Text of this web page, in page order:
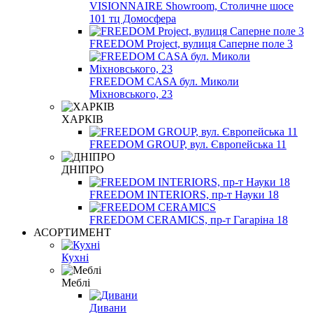
VISIONNAIRE Showroom, Столичне шосе
101 тц Домосфера
FREEDOM Project, вулиця Саперне поле 3
FREEDOM CASA бул. Миколи
Міхновського, 23
ХАРКІВ
FREEDOM GROUP, вул. Європейська 11
ДНІПРО
FREEDOM INTERIORS, пр-т Науки 18
FREEDOM CERAMICS, пр-т Гагаріна 18
АСОРТИМЕНТ
Кухні
Меблі
Дивани